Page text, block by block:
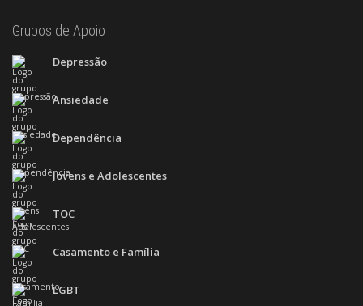
Grupos de Apoio
Depressão
Ansiedade
Dependência
Jovens e Adolescentes
TOC
Casamento e Família
LGBT